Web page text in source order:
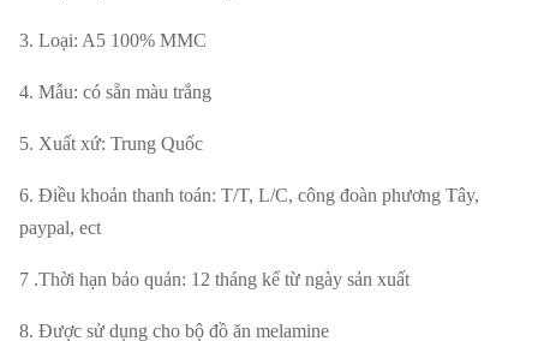
3. Loại: A5 100% MMC
4. Mẫu: có sẵn màu trắng
5. Xuất xứ: Trung Quốc
6. Điều khoản thanh toán: T/T, L/C, công đoàn phương Tây,
paypal, ect
7 .Thời hạn bảo quản: 12 tháng kể từ ngày sản xuất
8. Được sử dụng cho bộ đồ ăn melamine